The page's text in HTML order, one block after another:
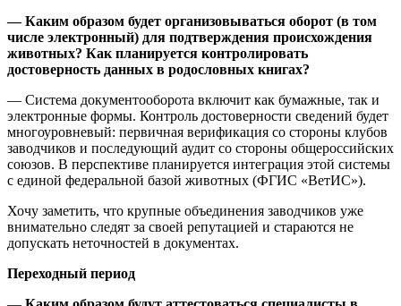
— Каким образом будет организовываться оборот (в том
числе электронный) для подтверждения происхождения
животных? Как планируется контролировать
достоверность данных в родословных книгах?
— Система документооборота включит как бумажные, так и
электронные формы. Контроль достоверности сведений будет
многоуровневый: первичная верификация со стороны клубов
заводчиков и последующий аудит со стороны общероссийских
союзов. В перспективе планируется интеграция этой системы
с единой федеральной базой животных (ФГИС «ВетИС»).
Хочу заметить, что крупные объединения заводчиков уже
внимательно следят за своей репутацией и стараются не
допускать неточностей в документах.
Переходный период